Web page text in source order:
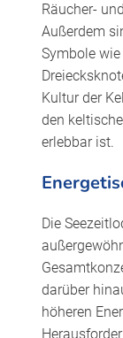
Räucher-
Außerdem
Symbole
Kultur der
den
erlebbar ist.
Die
darüber
höheren